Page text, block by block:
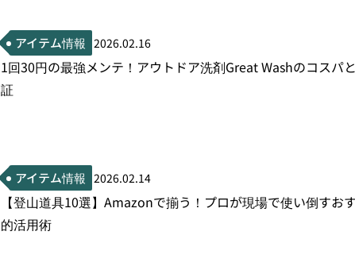
アイテム情報 2026.02.16
1回30円の最強メンテ！アウトドア洗剤Great Washのコスパ
証
アイテム情報 2026.02.14
【登山道具10選】Amazonで揃う！プロが現場で使い倒すお
的活用術